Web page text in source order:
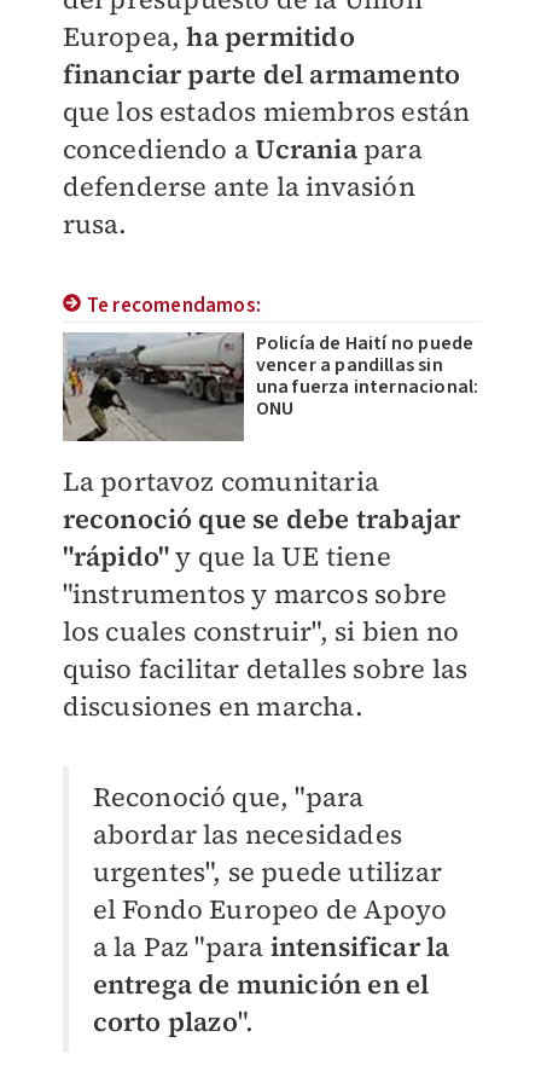
Europea,ha permitido
financiar parte del armamento
que los estados miembros están
concediendo aUcraniapara
defenderse ante la invasión
rusa.
Te recomendamos:
Policía de Haití no puede
vencer a pandillas sin
una fuerza internacional:
ONU
La portavoz comunitaria
reconoció que se debe trabajar
"rápido"y que la UE tiene
"instrumentos y marcos sobre
los cuales construir", si bien no
quiso facilitar detalles sobre las
discusiones en marcha.
Reconoció que, "para
abordar las necesidades
urgentes", se puede utilizar
el Fondo Europeo de Apoyo
a la Paz "para intensificar la
entrega de munición en el
corto plazo".